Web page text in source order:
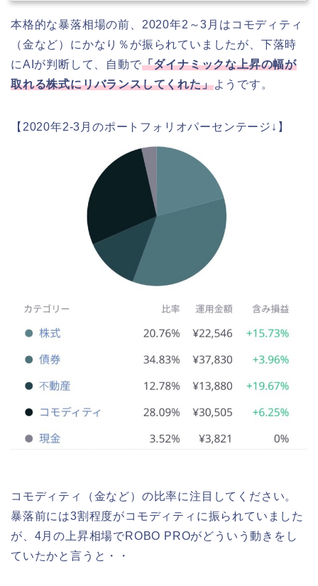
本格的な暴落相場の前、2020年2～3月はコモディティ
（金など）にかなり％が振られていましたが、下落時
にAIが判断して、自動で「ダイナミックな上昇の幅が
取れる株式にリバランスしてくれた」ようです。
【2020年2-3月のポートフォリオパーセンテージ↓】
コモディティ（金など）の比率に注目してください。
暴落前には3割程度がコモディティに振られていました
が、4月の上昇相場でROBO PROがどういう動きをし
ていたかと言うと・・